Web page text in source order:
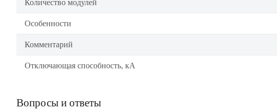
Количество модулей
Особенности
Комментарий
Отключающая способность, кА
Вопросы и ответы